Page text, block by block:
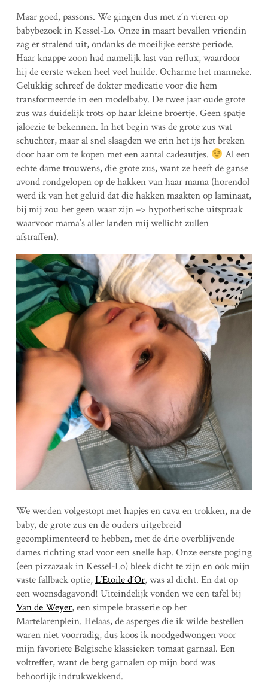
Maar goed, passons. We gingen dus met z’n vieren op
babybezoek in Kessel-Lo. Onze in maart bevallen vriendin
zag er stralend uit, ondanks de moeilijke eerste periode.
Haar knappe zoon had namelijk last van reflux, waardoor
hij de eerste weken heel veel huilde. Ocharme het manneke.
Gelukkig schreef de dokter medicatie voor die hem
transformeerde in een modelbaby. De twee jaar oude grote
zus was duidelijk trots op haar kleine broertje. Geen spatje
jaloezie te bekennen. In het begin was de grote zus wat
schuchter, maar al snel slaagden we erin het ijs het breken
door haar om te kopen met een aantal cadeautjes.
Al een
echte dame trouwens, die grote zus, want ze heeft de ganse
avond rondgelopen op de hakken van haar mama (horendol
werd ik van het geluid dat die hakken maakten op laminaat,
bij mij zou het geen waar zijn –> hypothetische uitspraak
waarvoor mama’s aller landen mij wellicht zullen
afstraffen).
We werden volgestopt met hapjes en cava en trokken, na de
baby, de grote zus en de ouders uitgebreid
gecomplimenteerd te hebben, met de drie overblijvende
dames richting stad voor een snelle hap. Onze eerste poging
(een pizzazaak in Kessel-Lo) bleek dicht te zijn en ook mijn
vaste fallback optie,L’Etoile d’Or, was al dicht. En dat op
een woensdagavond! Uiteindelijk vonden we een tafel bij
Van de Weyer, een simpele brasserie op het
Martelarenplein. Helaas, de asperges die ik wilde bestellen
waren niet voorradig, dus koos ik noodgedwongen voor
mijn favoriete Belgische klassieker: tomaat garnaal. Een
voltreffer, want de berg garnalen op mijn bord was
behoorlijk indrukwekkend.